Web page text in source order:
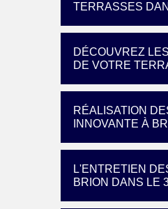
TERRASSES
DÉCOUVREZ
DE VOTRE
RÉALISATION
INNOVANTE À
L'ENTRETIEN
BRION DANS LE